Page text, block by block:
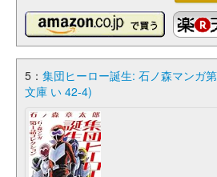
5： 集団ヒーロー誕生: 石ノ森マンガ
文庫 い 42-4)